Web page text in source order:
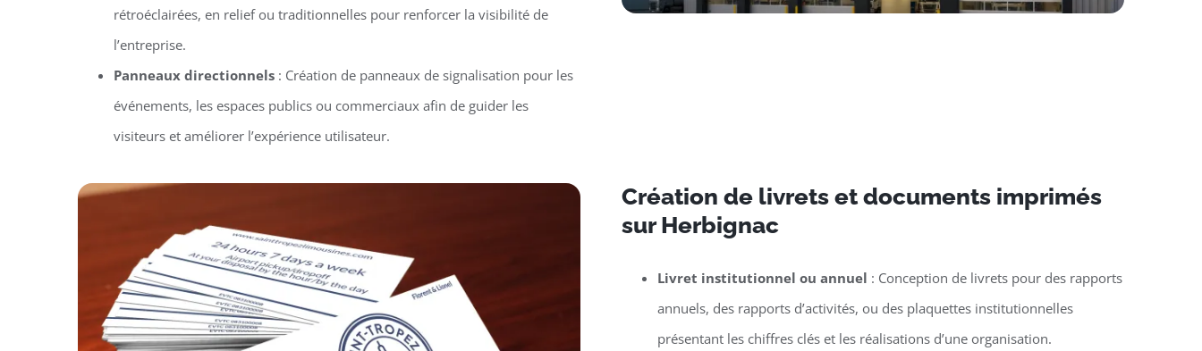
rétroéclairées, en relief ou traditionnelles pour renforcer la visibilité de
l’entreprise.
Panneaux directionnels: Création de panneaux de signalisation pour les
événements, les espaces publics ou commerciaux afin de guider les
visiteurs et améliorer l’expérience utilisateur.
Création de livrets et documents imprimés
sur Herbignac
Livret institutionnel ou annuel : Conception de livrets pour des rapports
annuels, des rapports d’activités, ou des plaquettes institutionnelles
présentant les chiffres clés et les réalisations d’une organisation.